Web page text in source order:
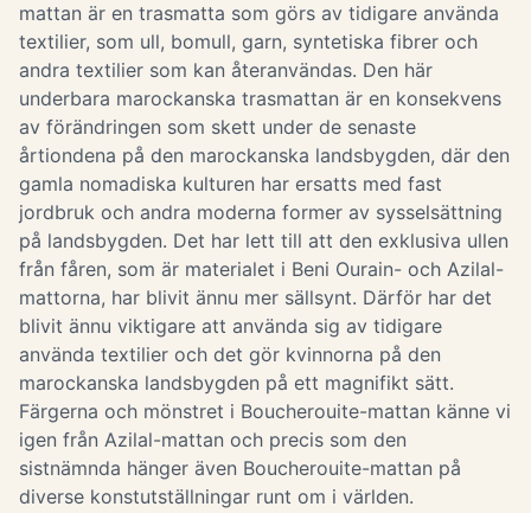
mattan är en trasmatta som görs av tidigare använda
textilier, som ull, bomull, garn, syntetiska fibrer och
andra textilier som kan återanvändas. Den här
underbara marockanska trasmattan är en konsekvens
av förändringen som skett under de senaste
årtiondena på den marockanska landsbygden, där den
gamla nomadiska kulturen har ersatts med fast
jordbruk och andra moderna former av sysselsättning
på landsbygden. Det har lett till att den exklusiva ullen
från fåren, som är materialet i Beni Ourain- och Azilal-
mattorna, har blivit ännu mer sällsynt. Därför har det
blivit ännu viktigare att använda sig av tidigare
använda textilier och det gör kvinnorna på den
marockanska landsbygden på ett magnifikt sätt.
Färgerna och mönstret i Boucherouite-mattan känne vi
igen från Azilal-mattan och precis som den
sistnämnda hänger även Boucherouite-mattan på
diverse konstutställningar runt om i världen.